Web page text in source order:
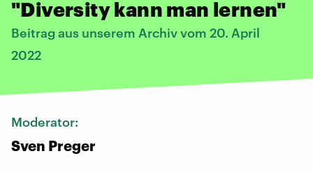
"Diversity kann man lernen"
Beitrag aus unserem Archiv vom 20. April
2022
Moderator:
Sven Preger